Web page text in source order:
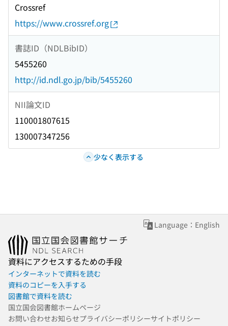
Crossref
https://www.crossref.org
書誌ID（NDLBibID）
5455260
http://id.ndl.go.jp/bib/5455260
NII論文ID
110001807615
130007347256
少なく表示する
Language：English
資料にアクセスするための手段
インターネットで資料を読む
資料のコピーを入手する
図書館で資料を読む
国立国会図書館ホームページ
お問い合わせお知らせプライバシーポリシーサイトポリシー